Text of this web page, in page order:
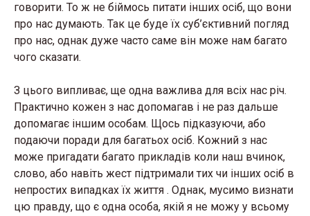
говорити. То ж не біймось питати інших осіб, що вони
про нас думають. Так це буде їх суб’єктивний погляд
про нас, однак дуже часто саме він може нам багато
чого сказати.
З цього випливає, ще одна важлива для всіх нас річ.
Практично кожен з нас допомагав і не раз дальше
допомагає іншим особам. Щось підказуючи, або
подаючи поради для багатьох осіб. Кожний з нас
може пригадати багато прикладів коли наш вчинок,
слово, або навіть жест підтримали тих чи інших осіб в
непростих випадках їх життя . Однак, мусимо визнати
цю правду, що є одна особа, якій я не можу у всьому